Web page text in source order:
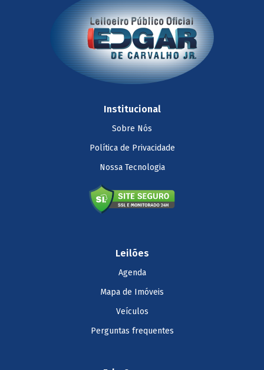
Institucional
Sobre Nós
Política de Privacidade
Nossa Tecnologia
Leilões
Agenda
Mapa de Imóveis
Veículos
Perguntas frequentes